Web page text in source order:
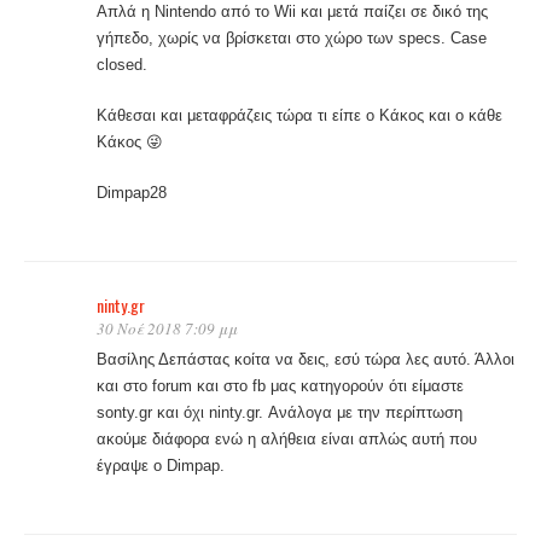
Απλά η Nintendo από το Wii και μετά παίζει σε δικό της
γήπεδο, χωρίς να βρίσκεται στο χώρο των specs. Case
closed.
Κάθεσαι και μεταφράζεις τώρα τι είπε ο Κάκος και ο κάθε
Κάκος 😜
Dimpap28
ninty.gr
30 Νοέ 2018 7:09 μμ
Βασίλης Δεπάστας κοίτα να δεις, εσύ τώρα λες αυτό. Άλλοι
και στο forum και στο fb μας κατηγορούν ότι είμαστε
sonty.gr και όχι ninty.gr. Ανάλογα με την περίπτωση
ακούμε διάφορα ενώ η αλήθεια είναι απλώς αυτή που
έγραψε ο Dimpap.